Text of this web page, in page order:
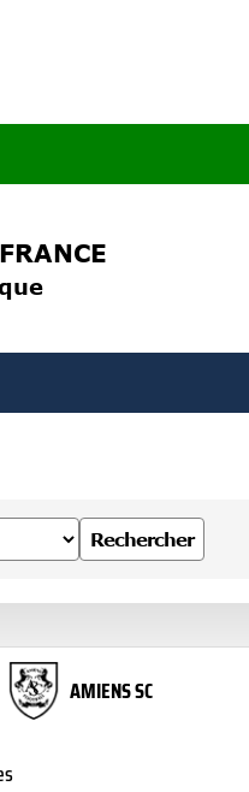
Rechercher
AMIENS SC